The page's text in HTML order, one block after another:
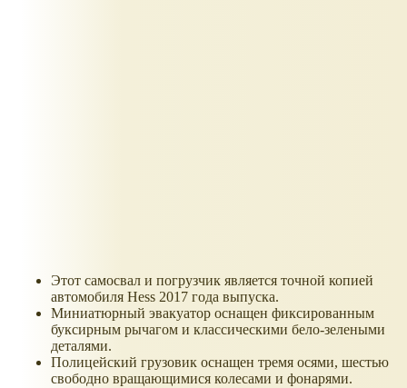
Этот самосвал и погрузчик является точной копией
автомобиля Hess 2017 года выпуска.
Миниатюрный эвакуатор оснащен фиксированным
буксирным рычагом и классическими бело-зелеными
деталями.
Полицейский грузовик оснащен тремя осями, шестью
свободно вращающимися колесами и фонарями.